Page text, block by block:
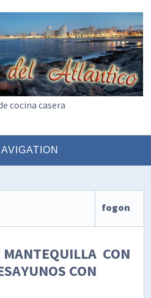
cocina casera
fogon
MANTEQUILLA CON
CON